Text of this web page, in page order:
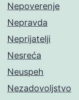
Nepoverenje
Nepravda
Neprijatelji
Nesreća
Neuspeh
Nezadovoljstvo